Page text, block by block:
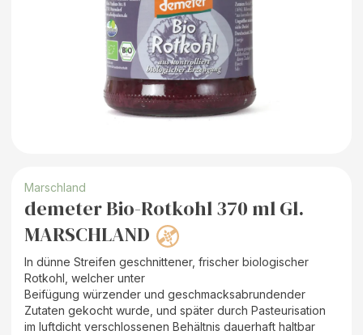
Marschland
demeter Bio-Rotkohl 370 ml Gl.
MARSCHLAND
In dünne Streifen geschnittener, frischer biologischer
Rotkohl, welcher unter
Beifügung würzender und geschmacksabrundender
Zutaten gekocht wurde, und später durch Pasteurisation
im luftdicht verschlossenen Behältnis dauerhaft haltbar